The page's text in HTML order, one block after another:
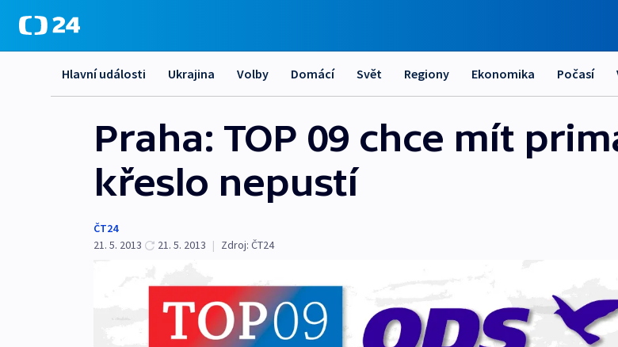
Hlavní události Ukrajina Volby Domácí Svět Regiony Ekonomika Počasí
Praha: TOP 09 chce mít
křeslo nepustí
ČT24
21. 5. 2013
21. 5. 2013 | Zdroj: ČT24